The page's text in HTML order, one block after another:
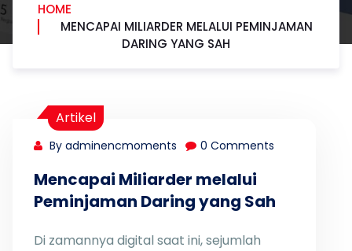
HOME
MENCAPAI MILIARDER MELALUI PEMINJAMAN
DARING YANG SAH
Artikel
By adminencmoments 0 Comments
Mencapai Miliarder melalui
Peminjaman Daring yang Sah
Di zamannya digital saat ini, sejumlah